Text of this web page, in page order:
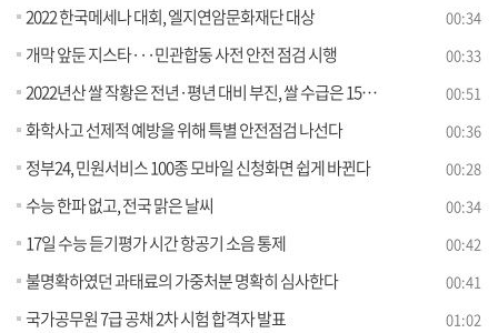
2022 한국메세나 대회, 엘지연암문화재단 대상 00:34
개막 앞둔 지스타···민관합동 사전 안전 점검 시행 00:33
2022년산 쌀 작황은 전년·평년 대비 부진, 쌀 수급은 15만5천 톤 공급 과잉 00:51
화학사고 선제적 예방을 위해 특별 안전점검 나선다 00:36
정부24, 민원서비스 100종 모바일 신청화면 쉽게 바뀐다 00:28
수능 한파 없고, 전국 맑은 날씨 00:34
17일 수능 듣기평가 시간 항공기 소음 통제 00:42
불명확하였던 과태료의 가중처분 명확히 심사한다 00:41
국가공무원 7급 공채 2차 시험 합격자 발표 01:02